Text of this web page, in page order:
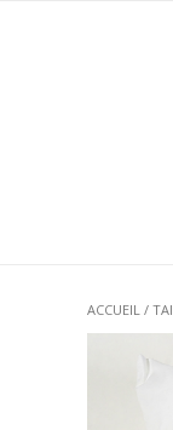
ACCUEIL /